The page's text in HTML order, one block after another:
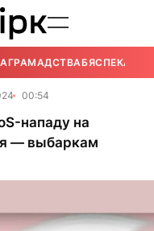
ГРАМАДСТВАБЯСПЕКА
00:54
нападу на
— выбаркам